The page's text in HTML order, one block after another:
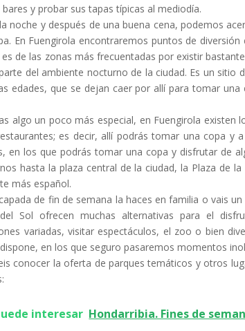
y probar sus tapas típicas al mediodía.
noche y después de una buena cena, podemos
En Fuengirola encontraremos puntos de
es de las zonas más frecuentadas por existir
del ambiente nocturno de la ciudad. Es un sitio
edades, que se dejan caer por allí para tomar
algo un poco más especial, en Fuengirola existen
es decir, allí podrás tomar una copa y
en los que podrás tomar una copa y disfrutar de
hasta la plaza central de la ciudad, la Plaza de
más español.
de fin de semana la haces en familia o vais
Sol ofrecen muchas alternativas para el
variadas, visitar espectáculos, el zoo o bien
en los que seguro pasaremos momentos
conocer la oferta de parques temáticos y otros
interesar Hondarribia. Fines de